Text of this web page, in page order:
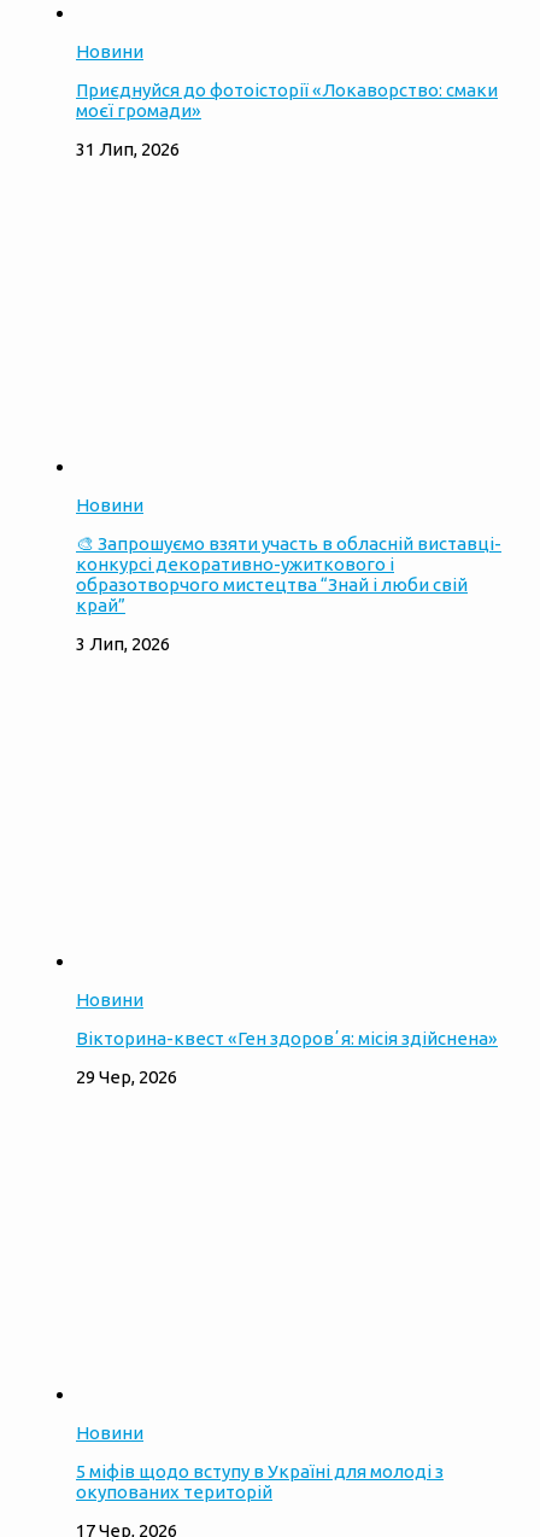
Новини
Приєднуйся до фотоісторії «Локаворство: смаки
моєї громади»
31 Лип, 2026
Новини
🎨 Запрошуємо взяти участь в обласній виставці-
конкурсі декоративно-ужиткового і
образотворчого мистецтва “Знай і люби свій
край”
3 Лип, 2026
Новини
Вікторина-квест «Ген здоровʼя: місія здійснена»
29 Чер, 2026
Новини
5 міфів щодо вступу в Україні для молоді з
окупованих територій
17 Чер, 2026